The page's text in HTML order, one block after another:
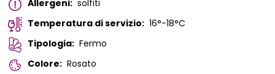
Allergeni: solfiti
Temperatura di servizio: 16°-18°C
Tipologia: Fermo
Colore: Rosato